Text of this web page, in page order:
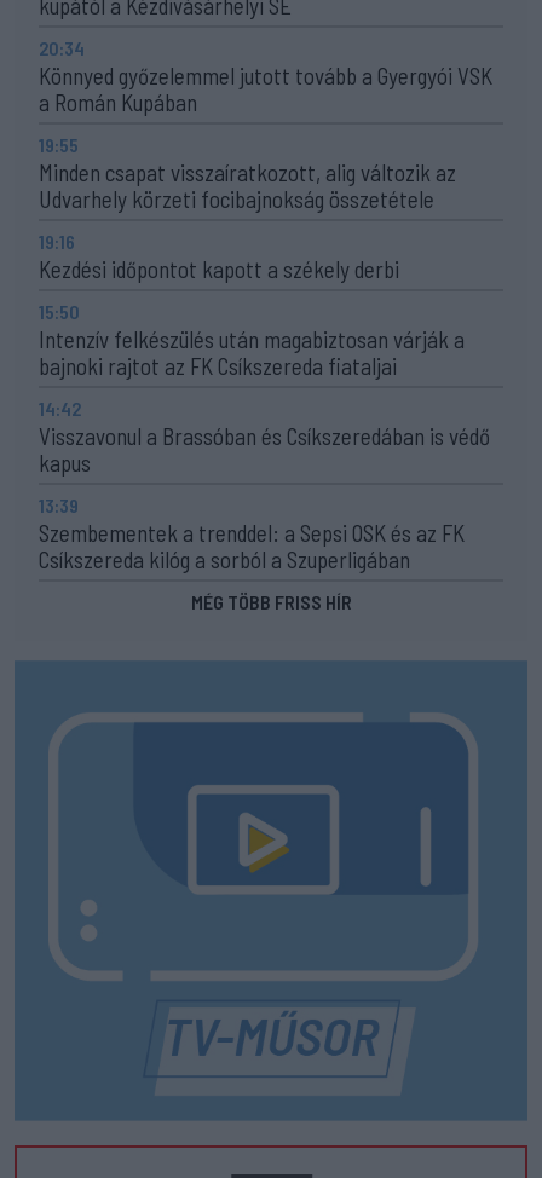
20:34
Könnyed győzelemmel jutott tovább a Gyergyói VSK
a Román Kupában
19:55
Minden csapat visszaíratkozott, alig változik az
Udvarhely körzeti focibajnokság összetétele
19:16
Kezdési időpontot kapott a székely derbi
15:50
Intenzív felkészülés után magabiztosan várják a
bajnoki rajtot az FK Csíkszereda fiataljai
14:42
Visszavonul a Brassóban és Csíkszeredában is védő
kapus
13:39
Szembementek a trenddel: a Sepsi OSK és az FK
Csíkszereda kilóg a sorból a Szuperligában
MÉG TÖBB FRISS HÍR